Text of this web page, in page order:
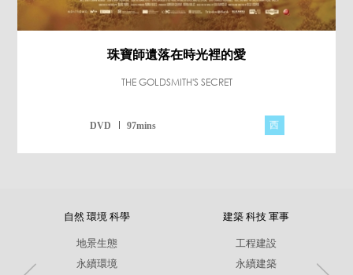
珠寶師遺落在時光裡的愛
THE GOLDSMITH'S SECRET
DVD 97mins 西
自然 環境 科學
地景生態
永續環境
建築 科技 軍事
工程建設
永續建築